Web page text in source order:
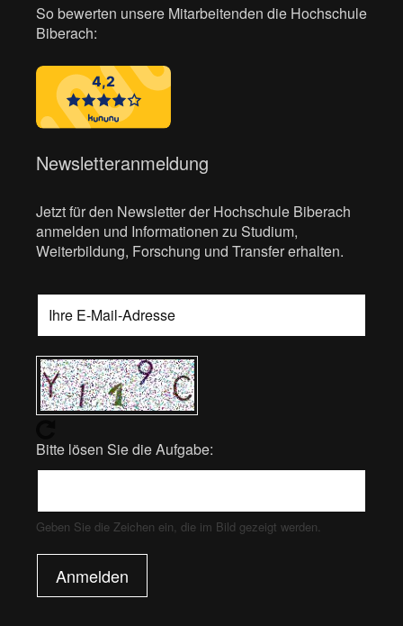
So bewerten unsere Mitarbeitenden die Hochschule
Biberach:
Newsletteranmeldung
Jetzt für den Newsletter der Hochschule Biberach
anmelden und Informationen zu Studium,
Weiterbildung, Forschung und Transfer erhalten.
Bitte lösen Sie die Aufgabe:
Geben Sie die Zeichen ein, die im Bild gezeigt werden.
Anmelden